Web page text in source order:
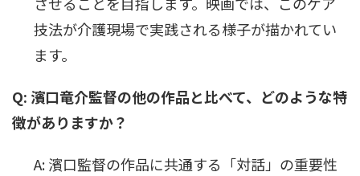
技法が介護現場で実践される様子が描かれてい
ます。
Q: 濱口竜介監督の他の作品と比べて、どのような特
徴がありますか？
A: 濱口監督の作品に共通する「対話」の重要性